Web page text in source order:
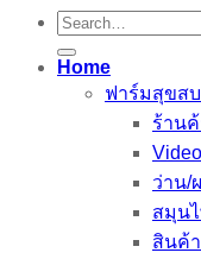
Search
for:
Home
ฟาร์มสุขส
ร้านค้
ว่าน/
สมุน
สินค้